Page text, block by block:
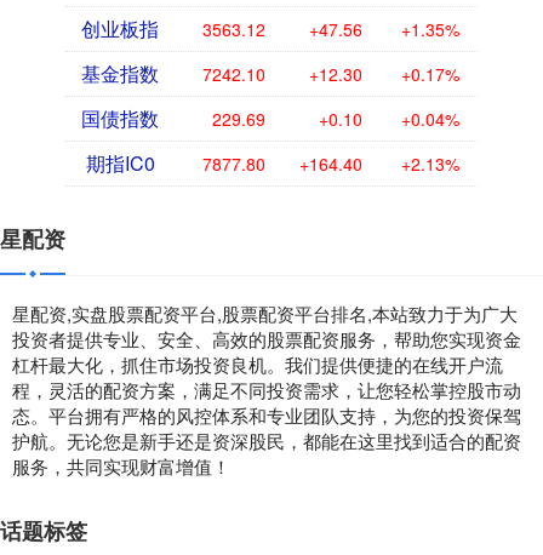
创业板指 3563.12 +47.56 +1.35%
基金指数 7242.10 +12.30 +0.17%
国债指数 229.69 +0.10 +0.04%
期指IC0 7877.80 +164.40 +2.13%
星配资
星配资,实盘股票配资平台,股票配资平台排名,本站致力于为广大
投资者提供专业、安全、高效的股票配资服务，帮助您实现资金
杠杆最大化，抓住市场投资良机。我们提供便捷的在线开户流
程，灵活的配资方案，满足不同投资需求，让您轻松掌控股市动
态。平台拥有严格的风控体系和专业团队支持，为您的投资保驾
护航。无论您是新手还是资深股民，都能在这里找到适合的配资
服务，共同实现财富增值！
话题标签